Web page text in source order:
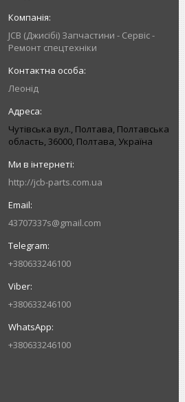
JCB (Джисібі) Запчастини - Сервіс -
Ремонт спецтехніки
Леонід
Чутівська вул., Полтава, Полтавська
область, 36000, Полтава, Україна
http://jcb-parts.com.ua
43707337s@gmail.com
+380633246100
+380633246100
+380633246100